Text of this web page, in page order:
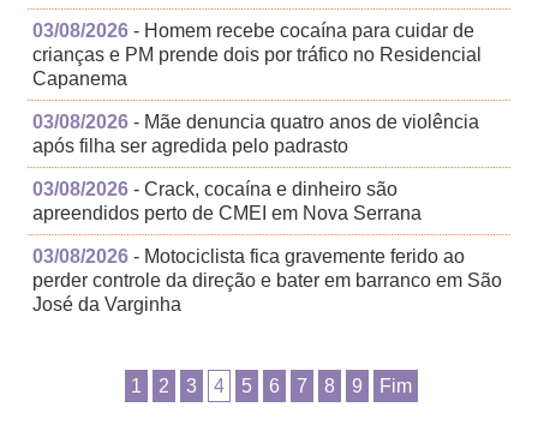
03/08/2026 - Homem recebe cocaína para cuidar de
crianças e PM prende dois por tráfico no Residencial
Capanema
03/08/2026 - Mãe denuncia quatro anos de violência
após filha ser agredida pelo padrasto
03/08/2026 - Crack, cocaína e dinheiro são
apreendidos perto de CMEI em Nova Serrana
03/08/2026 - Motociclista fica gravemente ferido ao
perder controle da direção e bater em barranco em São
José da Varginha
1 2 3 4 5 6 7 8 9 Fim